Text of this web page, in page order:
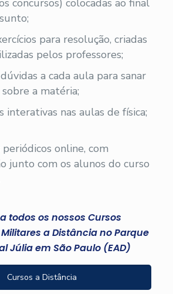
concursos) colocadas ao final
para resolução, criadas
pelos professores;
a cada aula para sanar
a matéria;
interativas nas aulas de física;
online, com
junto com os alunos do curso
todos os nossos Cursos
a Distância no Parque
Júlia em São Paulo (EAD)
Cursos a Distância